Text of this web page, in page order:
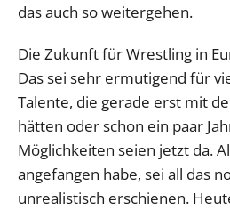
das auch so weitergehen.
Die Zukunft für Wrestling in
Das sei sehr ermutigend für
Talente, die gerade erst mit
hätten oder schon ein paar
Möglichkeiten seien jetzt da.
angefangen habe, sei all das
unrealistisch erschienen.